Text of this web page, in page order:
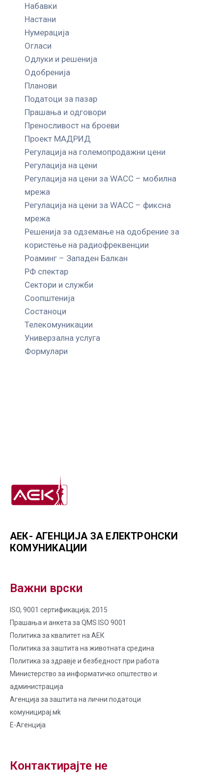
Набавки
Настани
Нумерација
Огласи
Одлуки и решенија
Одобренија
Планови
Податоци за пазар
Прашања и одговори
Преносливост на броеви
Проект МАДРИД
Регулација на големопродажни цени
Регулација на цени
Регулација на цени за WACC – мобилна
мрежа
Регулација на цени за WACC – фиксна
мрежа
Решенија за одземање на одобрение за
користење на радиофреквенции
Роаминг – Западен Балкан
РФ спектар
Сектори и служби
Соопштенија
Состаноци
Телекомуникации
Универзална услуга
Формулари
АЕК- АГЕНЦИЈА ЗА ЕЛЕКТРОНСКИ
КОМУНИКАЦИИ
Важни врски
ISO, 9001 сертификација; 2015
Прашања и анкета за QMS ISO 9001
Политика за квалитет на AЕК
Политика за заштита на животната средина
Политика за здравје и безбедност при работа
Министерство за информатичко општество и
администрација
Агенција за заштита на лични податоци
комуницирај.мk
Е-Агенција
Контактирајте не